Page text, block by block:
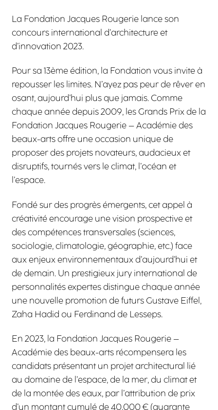
La Fondation Jacques Rougerie lance son
concours international d’architecture et
d’innovation 2023.
Pour sa 13ème édition, la Fondation vous invite à
repousser les limites. N’ayez pas peur de rêver en
osant, aujourd’hui plus que jamais. Comme
chaque année depuis 2009, les Grands Prix de la
Fondation Jacques Rougerie – Académie des
beaux-arts offre une occasion unique de
proposer des projets novateurs, audacieux et
disruptifs, tournés vers le climat, l’océan et
l’espace.
Fondé sur des progrès émergents, cet appel à
créativité encourage une vision prospective et
des compétences transversales (sciences,
sociologie, climatologie, géographie, etc.) face
aux enjeux environnementaux d’aujourd’hui et
de demain. Un prestigieux jury international de
personnalités expertes distingue chaque année
une nouvelle promotion de futurs Gustave Eiffel,
Zaha Hadid ou Ferdinand de Lesseps.
En 2023, la Fondation Jacques Rougerie –
Académie des beaux-arts récompensera les
candidats présentant un projet architectural lié
au domaine de l’espace, de la mer, du climat et
de la montée des eaux, par l’attribution de prix
d’un montant cumulé de 40.000 € (quarante